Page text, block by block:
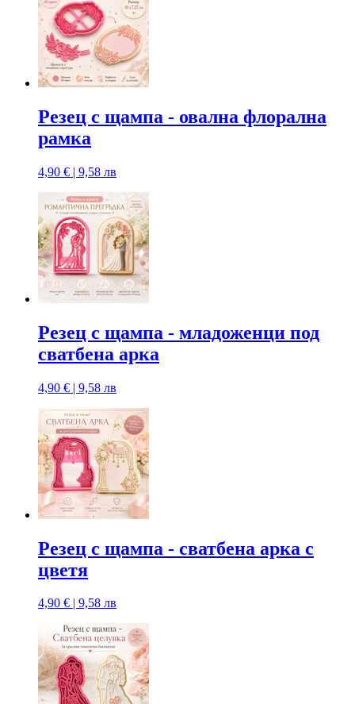
Резец с щампa - овална флорална
рамка
4,90 € | 9,58 лв
Резец с щампa - младоженци под
сватбена арка
4,90 € | 9,58 лв
Резец с щампa - сватбена арка с
цветя
4,90 € | 9,58 лв